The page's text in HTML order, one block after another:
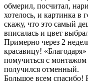
обмерил, посчитал,
хотелось, и картинка в
скажу, что это самый
вписалась и цвет
Примерно через 2
красавицу!
помучиться с монтажом
получился отменный.
Большое всем спасибо!